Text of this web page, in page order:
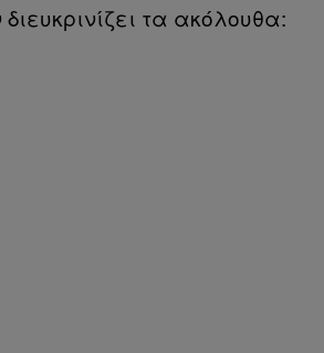
τα ακόλουθα: